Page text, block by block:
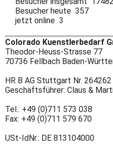
Besucher heute 357
jetzt online 3
Colorado Kuenstlerbedarf
Theodor-Heuss-Strasse 77
70736 Fellbach Baden-
HR B AG Stuttgart Nr. 264262
Geschäftsführer: Claus &
Tel.: +49 (0)711 573 038
Fax: +49 (0)711 579 670
USt-IdNr.: DE 813104000